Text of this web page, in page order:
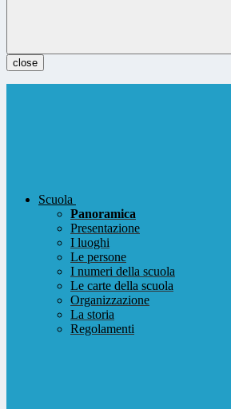
close
Scuola
Panoramica
Presentazione
I luoghi
Le persone
I numeri della scuola
Le carte della scuola
Organizzazione
La storia
Regolamenti